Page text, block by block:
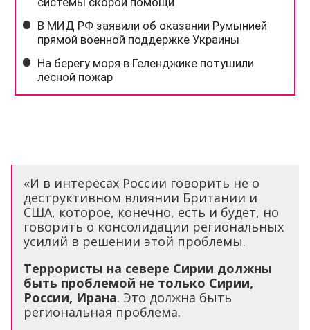
«И в интересах России говорить не о
деструктивном влиянии Британии и
США, которое, конечно, есть и будет, но
говорить о консолидации региональных
усилий в решении этой проблемы.
Террористы на севере Сирии должны
быть проблемой не только Сирии,
России, Ирана. Это должна быть
региональная проблема.